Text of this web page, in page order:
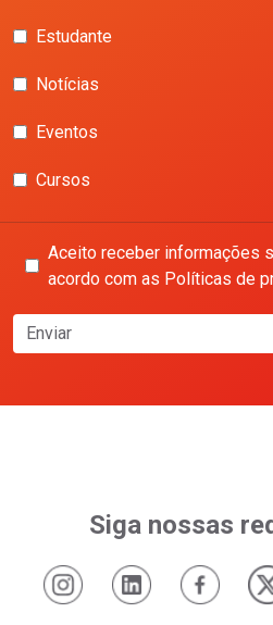
Estudante
Notícias
Eventos
Cursos
Aceito receber informações
acordo com as Políticas de
Enviar
Siga nossas